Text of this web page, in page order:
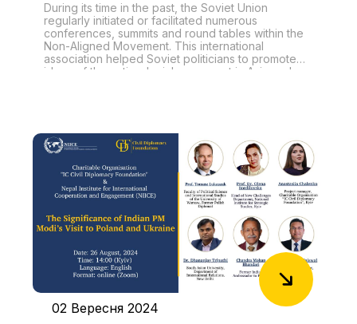
During its time in the past, the Soviet Union
regularly initiated or facilitated numerous
conferences, summits and round tables within the
Non-Aligned Movement. This international
association helped Soviet politicians to promote
ideas of the anti-colonial movement in Asia and
against colonialism became unpopular among third
parties. That lasted about 30 years. However, the
successor to the Russian communist regime (Putin’s
dictatorship) first built a strong authoritarian regime
inside Russia, and then began to aggressively
return their positions in Third World countries,
primarily on the African continent.
02 Вересня 2024